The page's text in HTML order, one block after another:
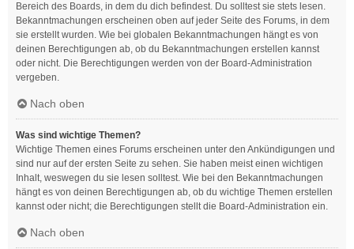
Bereich des Boards, in dem du dich befindest. Du solltest sie stets lesen.
Bekanntmachungen erscheinen oben auf jeder Seite des Forums, in dem
sie erstellt wurden. Wie bei globalen Bekanntmachungen hängt es von
deinen Berechtigungen ab, ob du Bekanntmachungen erstellen kannst
oder nicht. Die Berechtigungen werden von der Board-Administration
vergeben.
Nach oben
Was sind wichtige Themen?
Wichtige Themen eines Forums erscheinen unter den Ankündigungen und
sind nur auf der ersten Seite zu sehen. Sie haben meist einen wichtigen
Inhalt, weswegen du sie lesen solltest. Wie bei den Bekanntmachungen
hängt es von deinen Berechtigungen ab, ob du wichtige Themen erstellen
kannst oder nicht; die Berechtigungen stellt die Board-Administration ein.
Nach oben